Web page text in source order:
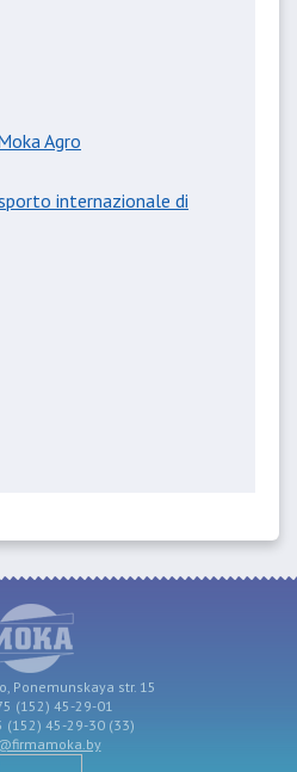
Agro
Ponemunskaya str. 15
(152) 45-29-01
(152) 45-29-30 (33)